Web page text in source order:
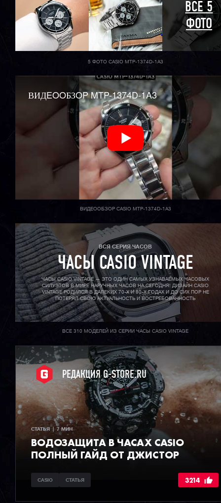
ВСЕ 5
ФОТО
5 ФОТО CASIO MTP-1374D-1A3
ВИДEOOБЗOP MTP-1374D-1A3
ВИДЕООБЗОР CASIO MTP-1374D-1A3
ВСЯ СЕРИЯ ЧАСОВ
ЧАСЫ CASIO VINTAGE
ЧАСЫ CASIO VINTAGE — ЭТО ОДИН САМЫХ УЗНАВАЕМЫХ ЧАСОВЫХ
СИЛУЭТОВ В МИРЕ НАРУЧНЫХ ЧАСОВ НА СЕГОДНЯ! ДИЗАЙН CASIO
VINTAGE РОДИЛСЯ В ДАЛЕКИХ 70-X И 80-X ГОДАХ И ДО СИХ ПОР НЕ
ПОТЕРЯЛ СВОЮ АКТУАЛЬНОСТЬ И ВОСТРЕБОВАННОСТЬ
ВСЕ 310 МОДЕЛЕЙ ИЗ СЕРИИ ЧАСЫ CASIO VINTAGE
РЕДАКЦИЯ G-STORE.RU
СТАТЬЯ  |  7 МИН
ВОДОЗАЩИТА В ЧАСАХ CASIO
ПОЛНЫЙ ГАЙД ОТ ДЖИСТОР
CASIO СТАТЬЯ 3214